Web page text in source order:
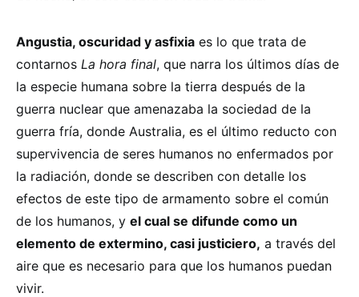
Angustia, oscuridad y asfixia es lo que trata de
contarnos La hora final, que narra los últimos días de
la especie humana sobre la tierra después de la
guerra nuclear que amenazaba la sociedad de la
guerra fría, donde Australia, es el último reducto con
supervivencia de seres humanos no enfermados por
la radiación, donde se describen con detalle los
efectos de este tipo de armamento sobre el común
de los humanos, y el cual se difunde como un
elemento de extermino, casi justiciero, a través del
aire que es necesario para que los humanos puedan
vivir.